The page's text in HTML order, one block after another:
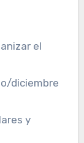
el
diciembre
y